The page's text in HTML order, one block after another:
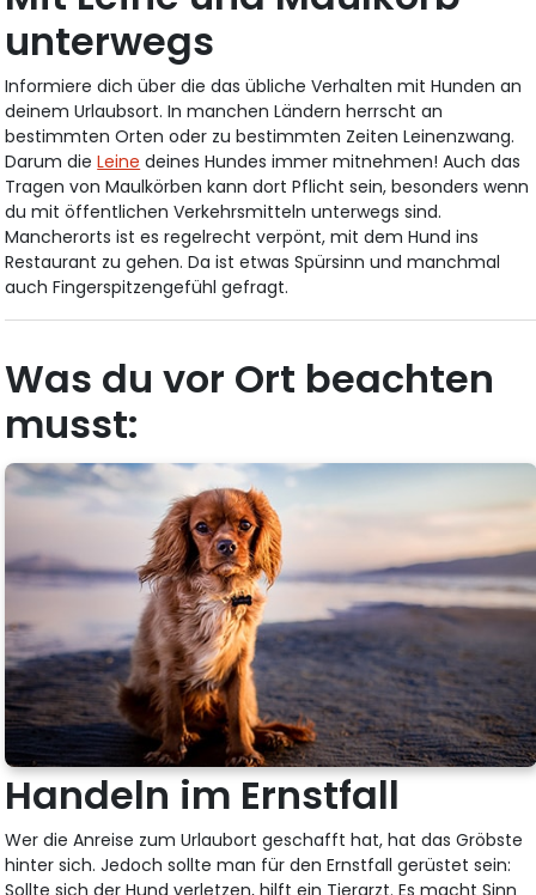
unterwegs
Informiere dich über die das übliche Verhalten mit Hunden an
deinem Urlaubsort. In manchen Ländern herrscht an
bestimmten Orten oder zu bestimmten Zeiten Leinenzwang.
Darum dieLeine deines Hundes immer mitnehmen! Auch das
Tragen von Maulkörben kann dort Pflicht sein, besonders wenn
du mit öffentlichen Verkehrsmitteln unterwegs sind.
Mancherorts ist es regelrecht verpönt, mit dem Hund ins
Restaurant zu gehen. Da ist etwas Spürsinn und manchmal
auch Fingerspitzengefühl gefragt.
Was du vor Ort beachten
musst:
Handeln im Ernstfall
Wer die Anreise zum Urlaubort geschafft hat, hat das Gröbste
hinter sich. Jedoch sollte man für den Ernstfall gerüstet sein: